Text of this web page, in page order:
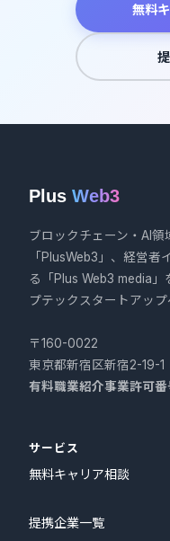
無料
Plus Web3
ブロックチェーン・AI
「PlusWeb3」、経営
る「Plus Web3 media」
プテックスタートアップ
〒160-0022
東京都新宿区新宿2-19-1
有料職業紹介事業許可番
サービス
無料キャリア相談
提携企業一覧